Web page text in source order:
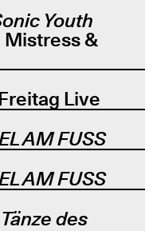
Youth
&
Live
AM FUSS
AM FUSS
Tänze des